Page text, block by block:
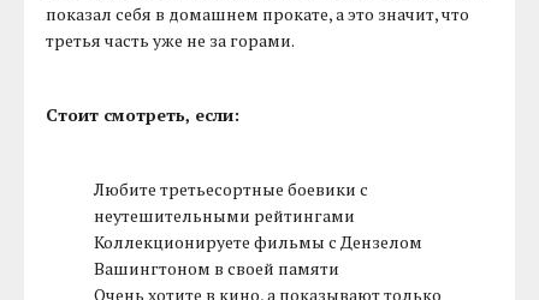
показал себя в домашнем прокате, а это значит, что
третья часть уже не за горами.
Стоит смотреть, если:
Любите третьесортные боевики с
неутешительными рейтингами
Коллекционируете фильмы с Дензелом
Вашингтоном в своей памяти
Очень хотите в кино, а показывают только